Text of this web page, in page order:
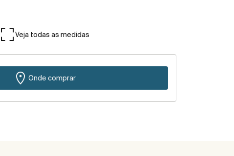
Veja todas as medidas
Onde comprar